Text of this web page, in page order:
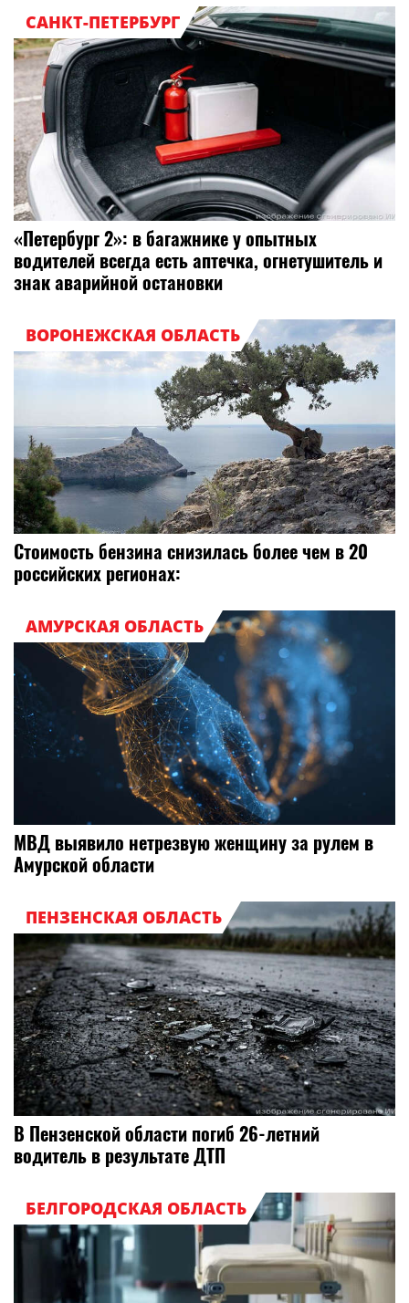
САНКТ-ПЕТЕРБУРГ
«Петербург 2»: в багажнике у опытных
водителей всегда есть аптечка, огнетушитель и
знак аварийной остановки
ВОРОНЕЖСКАЯ ОБЛАСТЬ
Стоимость бензина снизилась более чем в 20
российских регионах:
АМУРСКАЯ ОБЛАСТЬ
МВД выявило нетрезвую женщину за рулем в
Амурской области
ПЕНЗЕНСКАЯ ОБЛАСТЬ
В Пензенской области погиб 26-летний
водитель в результате ДТП
БЕЛГОРОДСКАЯ ОБЛАСТЬ